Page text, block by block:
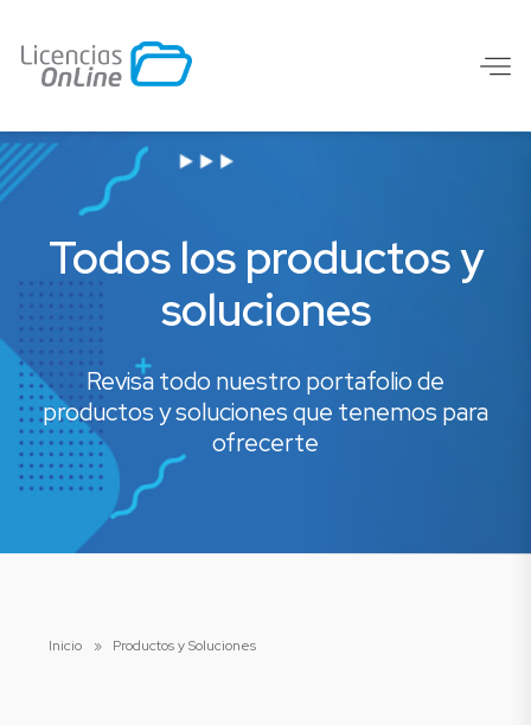
Todos los productos y
soluciones
Revisa todo nuestro portafolio de
productos y soluciones que tenemos para
ofrecerte
Inicio » Productos y Soluciones